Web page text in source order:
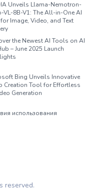
Unveils Llama-Nemotron-
VL-8B-V1: The All-in-One AI
Image, Video, and Text
the Newest AI Tools on AI
– June 2025 Launch
Bing Unveils Innovative
Creation Tool for Effortless
Generation
использования
reserved.